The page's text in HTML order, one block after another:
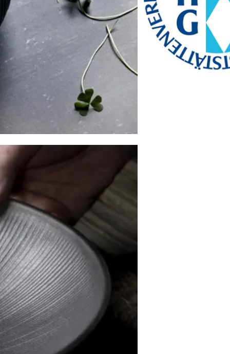
bayerischekueche@btg-
www.btg-service.de